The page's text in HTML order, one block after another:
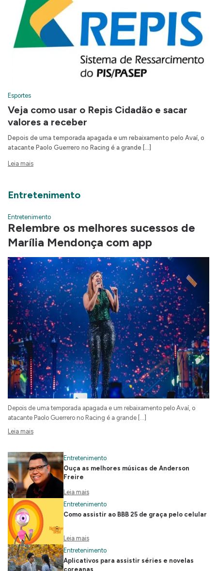
Esportes
Veja como usar o Repis Cidadão e sacar
valores a receber
Depois de uma temporada apagada e um rebaixamento pelo Avaí, o
atacante Paolo Guerrero no Racing é a grande […]
Leia mais
Entretenimento
Entretenimento
Relembre os melhores sucessos de
Marília Mendonça com app
Depois de uma temporada apagada e um rebaixamento pelo Avaí, o
atacante Paolo Guerrero no Racing é a grande […]
Leia mais
Entretenimento
Ouça as melhores músicas de Anderson
Freire
Leia mais
Entretenimento
Como assistir ao BBB 25 de graça pelo celular
Leia mais
Entretenimento
Aplicativos para assistir séries e novelas
coreanas